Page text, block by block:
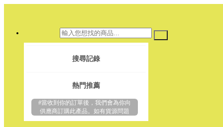
搜尋記錄
熱門推薦
#當收到你的訂單後，我們會為你向
供應商訂購此產品。如有貨源問題